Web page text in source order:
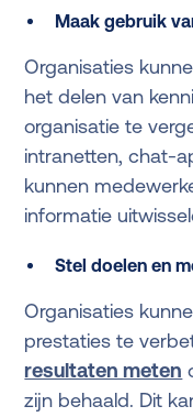
Maak gebruik
Organisaties
het delen van
organisatie te
intranetten, chat-
kunnen
informatie
Stel doelen en
Organisaties
prestaties te
resultaten meten
zijn behaald. Dit